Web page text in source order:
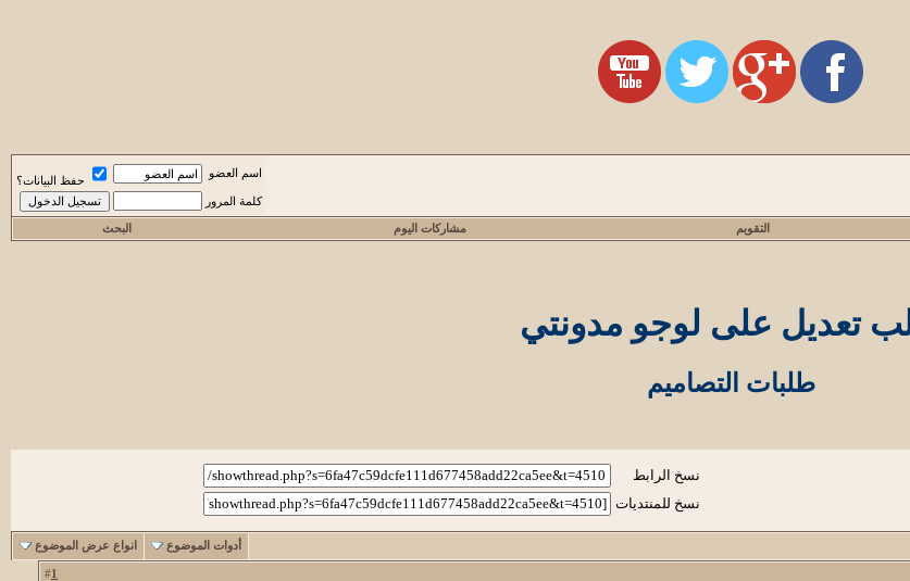
اسم العضو
حفظ البيانات؟
كلمة المرور
التقويم مشاركات اليوم البحث
تعديل على لوجو مدونتي
طلبات التصاميم
نسخ الرابط
نسخ للمنتديات
أدوات الموضوع انواع عرض الموضوع
1